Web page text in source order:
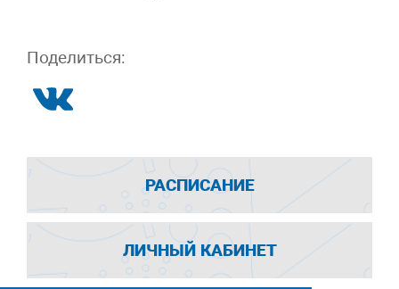
Поделиться:
РАСПИСАНИЕ
ЛИЧНЫЙ КАБИНЕТ